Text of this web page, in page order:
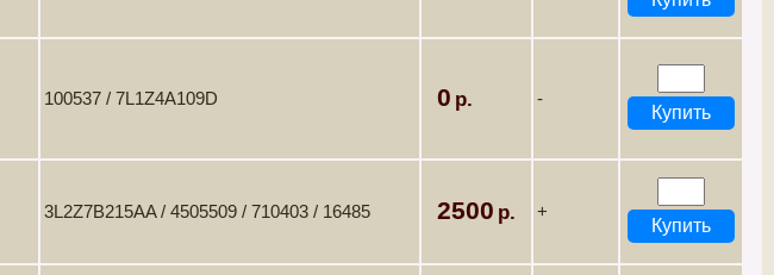
100537 / 7L1Z4A109D 0 -
3L2Z7B215AA / 4505509 / 710403 / 16485 2500 +